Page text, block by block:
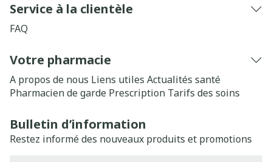
Service à la clientèle
FAQ
Votre pharmacie
A propos de nous Liens utiles Actualités santé
Pharmacien de garde Prescription Tarifs des soins
Bulletin d’information
Restez informé des nouveaux produits et promotions